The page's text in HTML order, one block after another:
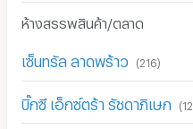
ห้างสรรพสินค้า/ตลาด
เซ็นทรัล ลาดพร้าว (216)
บิ๊กซี เอ็กซ์ตร้า รัชดาภิเษก (